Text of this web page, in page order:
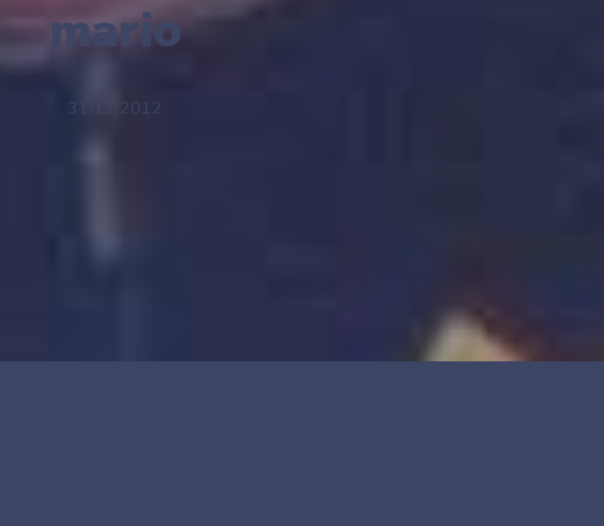
mario
31/12/2012